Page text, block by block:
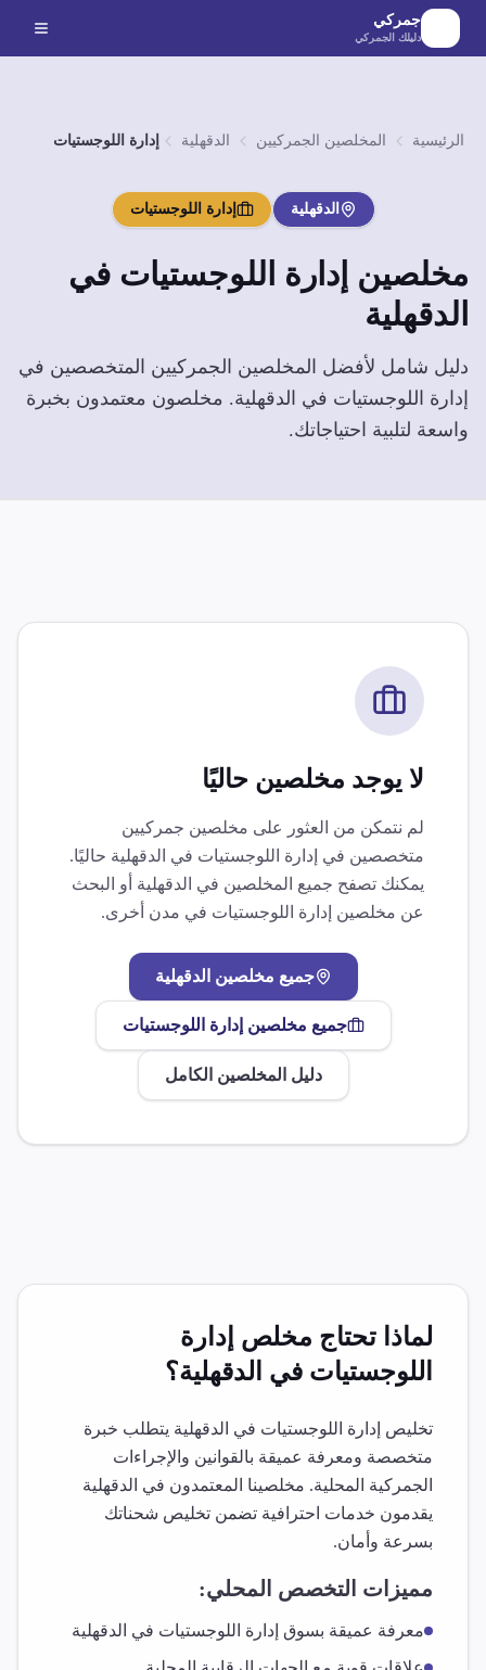
الانتقال إلى المحتوى الرئيسي
جمركي
دليلك الجمركي
الرئيسية المخلصين الجمركيين الدقهلية إدارة اللوجستيات
الدقهلية إدارة اللوجستيات
مخلصين إدارة اللوجستيات في
الدقهلية
دليل شامل لأفضل المخلصين الجمركيين المتخصصين في
إدارة اللوجستيات في الدقهلية. مخلصون معتمدون بخبرة
واسعة لتلبية احتياجاتك.
لا يوجد مخلصين حاليًا
لم نتمكن من العثور على مخلصين جمركيين
متخصصين في إدارة اللوجستيات في الدقهلية حاليًا.
يمكنك تصفح جميع المخلصين في الدقهلية أو البحث
عن مخلصين إدارة اللوجستيات في مدن أخرى.
جميع مخلصين الدقهلية
جميع مخلصين إدارة اللوجستيات
دليل المخلصين الكامل
لماذا تحتاج مخلص إدارة
اللوجستيات في الدقهلية؟
تخليص إدارة اللوجستيات في الدقهلية يتطلب خبرة
متخصصة ومعرفة عميقة بالقوانين والإجراءات
الجمركية المحلية. مخلصينا المعتمدون في الدقهلية
يقدمون خدمات احترافية تضمن تخليص شحناتك
بسرعة وأمان.
مميزات التخصص المحلي:
معرفة عميقة بسوق إدارة اللوجستيات في الدقهلية